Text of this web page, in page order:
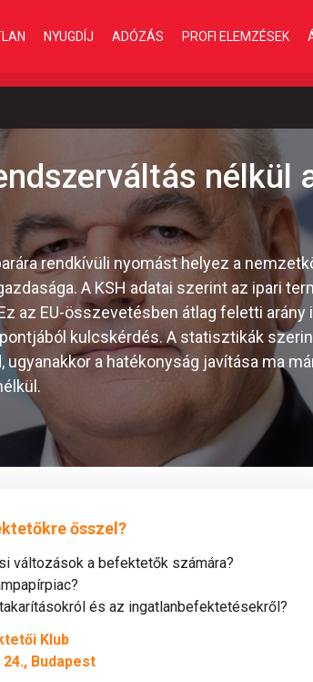
NYUGDÍJ ADÓZÁS PROFI ELEMZÉSEK
nélkül
rendkívüli nyomást helyez a
A KSH adatai szerint az ipari
az EU-összevetésben átlag feletti arány
kulcskérdés. A statisztikák
a hatékonyság javítása ma
ősszel?
változások a befektetők számára?
és az ingatlanbefektetésekről?
Klub
Budapest